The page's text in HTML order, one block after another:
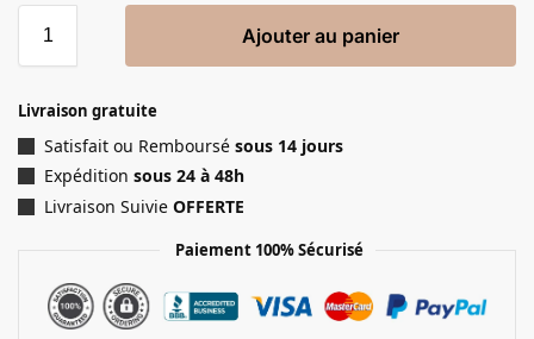
Ajouter au panier
Livraison gratuite
Satisfait ou Remboursé sous 14 jours
Expédition sous 24 à 48h
Livraison Suivie OFFERTE
Paiement 100% Sécurisé